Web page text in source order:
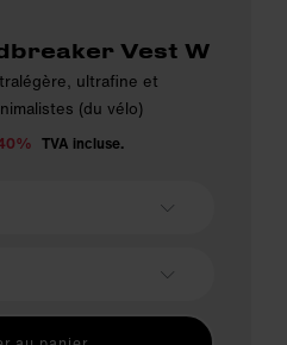
Vest W
ultrafine et
(du vélo)
TVA incluse.